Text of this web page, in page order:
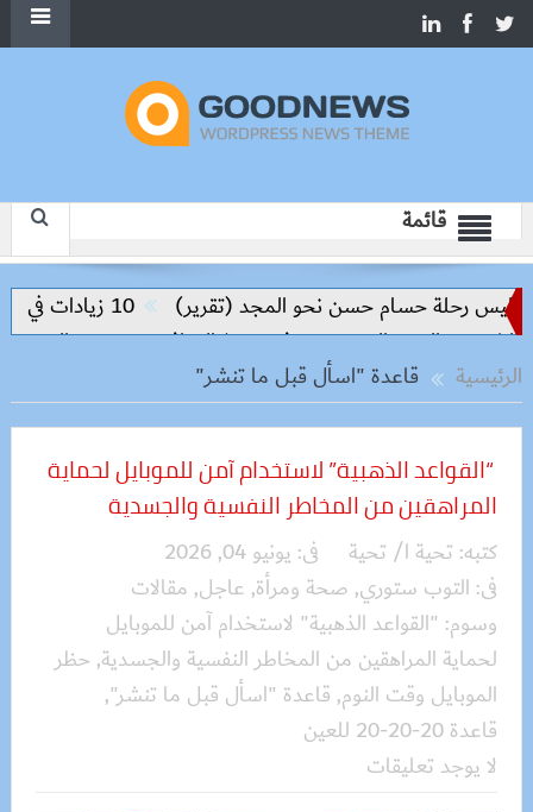
قائمة
رحلة حسام حسن نحو المجد (تقرير)
10 زيادات في 10 سنوات.. هل حان الوقت لرفع دعم البنزين نهائيا؟
والعبور الجديدة وتدفع تنفيذ المرافق
سعر الحديد
الرئيسية
قاعدة "اسأل قبل ما تنشر"
“القواعد الذهبية” لاستخدام آمن للموبايل لحماية
المراهقين من المخاطر النفسية والجسدية
كتبه: تحية ا/ تحية فى: يونيو 04, 2026
فى: التوب ستوري, صحة ومرأة, عاجل, مقالات
وسوم: "القواعد الذهبية" لاستخدام آمن للموبايل
لحماية المراهقين من المخاطر النفسية والجسدية, حظر
الموبايل وقت النوم, قاعدة "اسأل قبل ما تنشر",
قاعدة 20-20-20 للعين
لا يوجد تعليقات